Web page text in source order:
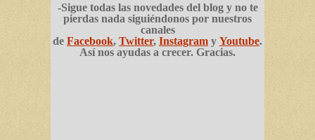
-Sigue todas las novedades del blog y no te
pierdas nada siguiéndonos por nuestros
canales
de Facebook, Twitter, Instagram y Youtube.
Así nos ayudas a crecer. Gracias.